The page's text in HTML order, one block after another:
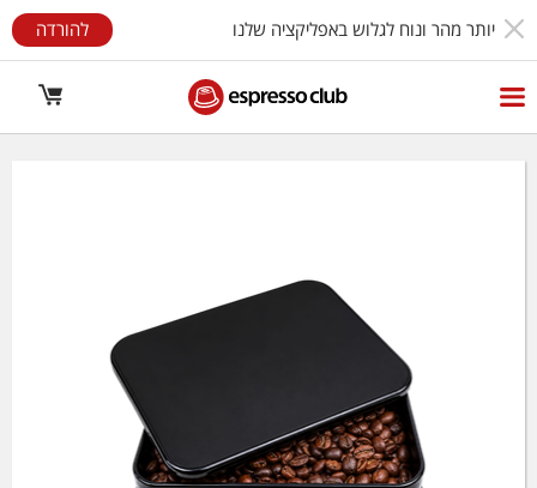
להורדה יותר מהר ונוח לגלוש באפליקציה שלנו